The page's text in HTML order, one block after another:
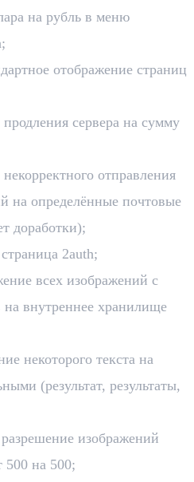
на рубль в меню
отображение страниц
сервера на сумму
отправления
на определённые почтовые
доработки);
2auth;
всех изображений с
на внутреннее хранилище
некоторого текста на
(результат, результаты,
изображений
500 на 500;